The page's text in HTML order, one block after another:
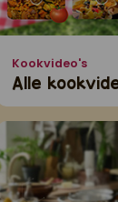
Kookvideo's
Alle